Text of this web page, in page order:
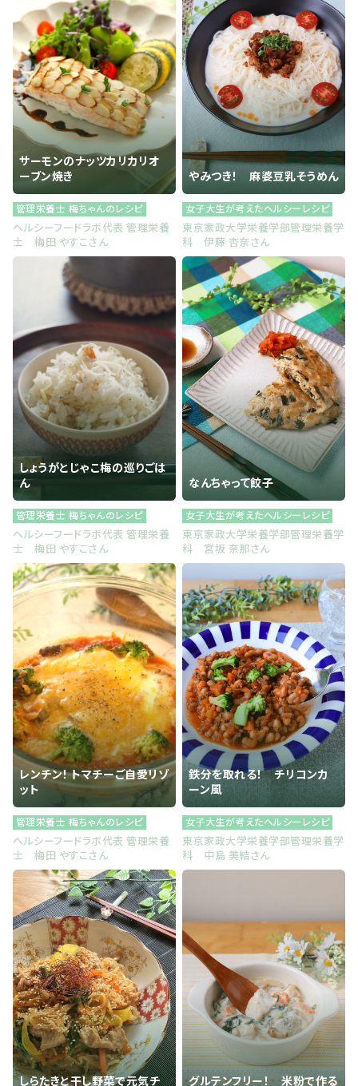
サーモンのナッツカリカリオ
ーブン焼き
管理栄養士 梅ちゃんのレシピ
ヘルシーフードラボ代表 管理栄養
士 梅田 やすこさん
やみつき！ 麻婆豆乳そうめん
女子大生が考えたヘルシーレシピ
東京家政大学栄養学部管理栄養学
科 伊藤 杏奈さん
しょうがとじゃこ梅の巡りごは
ん
管理栄養士 梅ちゃんのレシピ
ヘルシーフードラボ代表 管理栄養
士 梅田 やすこさん
なんちゃって餃子
女子大生が考えたヘルシーレシピ
東京家政大学栄養学部管理栄養学
科 宮坂 奈那さん
レンチン！ トマチーご自愛リゾ
ット
管理栄養士 梅ちゃんのレシピ
ヘルシーフードラボ代表 管理栄養
士 梅田 やすこさん
鉄分を取れる！ チリコンカ
ーン風
女子大生が考えたヘルシーレシピ
東京家政大学栄養学部管理栄養学
科 中島 美結さん
しらたきと干し野菜で元気チ グルテンフリー！ 米粉で作る